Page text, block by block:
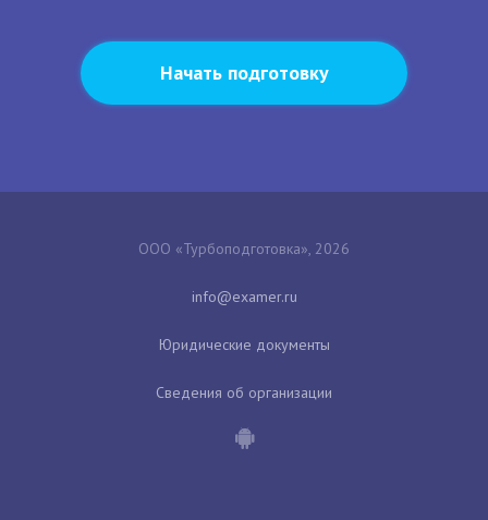
Начать подготовку
ООО «Турбоподготовка», 2026
Юридические документы
Сведения об организации